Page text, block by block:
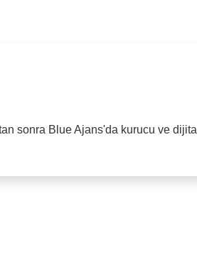
sonra Blue Ajans'da kurucu ve dijital